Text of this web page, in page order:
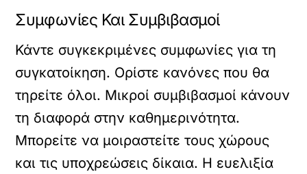
Συμφωνίες Και Συμβιβασμοί
Κάντε συγκεκριμένες συμφωνίες για τη
συγκατοίκηση. Ορίστε κανόνες που θα
τηρείτε όλοι. Μικροί συμβιβασμοί κάνουν
τη διαφορά στην καθημερινότητα.
Μπορείτε να μοιραστείτε τους χώρους
και τις υποχρεώσεις δίκαια. Η ευελιξία